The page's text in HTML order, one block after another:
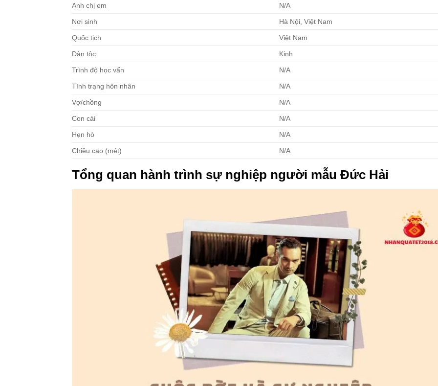
Anh chị em N/A
Nơi sinh Hà Nội, Việt Nam
Quốc tịch Việt Nam
Dân tộc Kinh
Trình độ học vấn N/A
Tình trạng hôn nhân N/A
Vợ/chồng N/A
Con cái N/A
Hẹn hò N/A
Chiều cao (mét) N/A
Tổng quan hành trình sự nghiệp người mẫu Đức Hải